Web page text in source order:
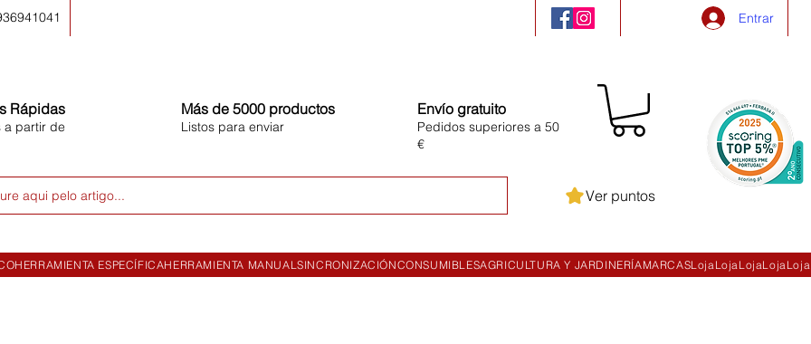
Entrar
Rápidas
a partir de
Más de 5000 productos
Listos para enviar
Envío gratuito
Pedidos superiores a 50
€
aqui pelo artigo... Ver puntos
HERRAMIENTA ESPECÍFICAHERRAMIENTA MANUALSINCRONIZACIÓNCONSUMIBLESAGRICULTURA Y JARDINERÍAMARCASLojaLojaLojaLojaLoja